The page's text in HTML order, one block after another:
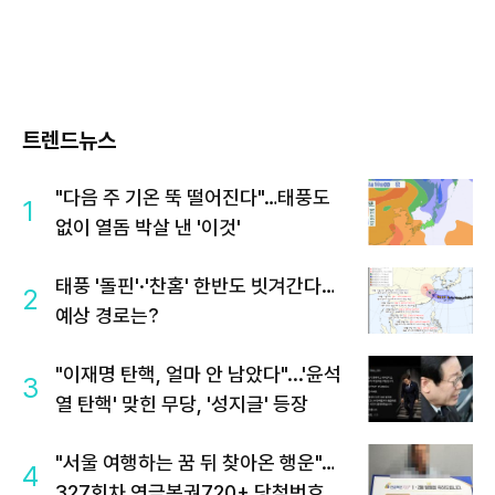
트렌드뉴스
1
"다음 주 기온 뚝 떨어진다"…태풍도
없이 열돔 박살 낸 '이것'
2
태풍 '돌핀'·'찬홈' 한반도 빗겨간다…
예상 경로는?
3
"이재명 탄핵, 얼마 안 남았다"...'윤석
열 탄핵' 맞힌 무당, '성지글' 등장
4
"서울 여행하는 꿈 뒤 찾아온 행운"…